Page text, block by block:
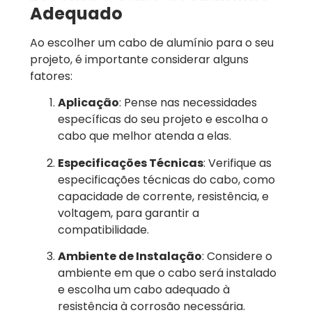
Adequado
Ao escolher um cabo de alumínio para o seu
projeto, é importante considerar alguns
fatores:
Aplicação: Pense nas necessidades
específicas do seu projeto e escolha o
cabo que melhor atenda a elas.
Especificações Técnicas: Verifique as
especificações técnicas do cabo, como
capacidade de corrente, resistência, e
voltagem, para garantir a
compatibilidade.
Ambiente de Instalação: Considere o
ambiente em que o cabo será instalado
e escolha um cabo adequado à
resistência à corrosão necessária.